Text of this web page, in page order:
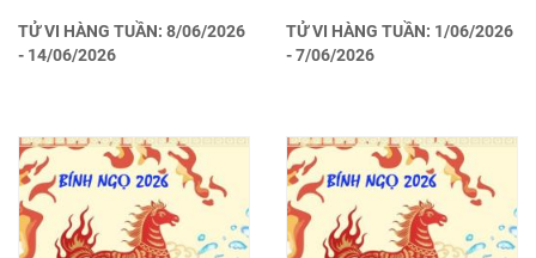
TỬ VI HÀNG TUẦN: 8/06/2026
- 14/06/2026
TỬ VI HÀNG TUẦN: 1/06/2026
- 7/06/2026